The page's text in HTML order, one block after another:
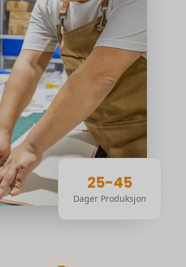
25-45
Dager Produksjon